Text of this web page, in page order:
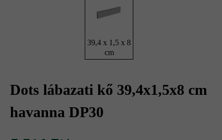
39,4 x 1,5 x 8
cm
Dots lábazati kő 39,4x1,5x8 cm
havanna DP30